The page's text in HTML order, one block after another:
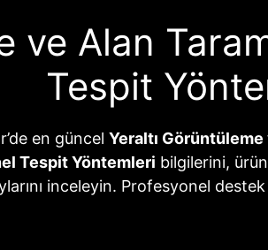
ve Alan
Tespit
en güncel Yeraltı Görüntüleme
Tespit Yöntemleri bilgilerini,
inceleyin. Profesyonel